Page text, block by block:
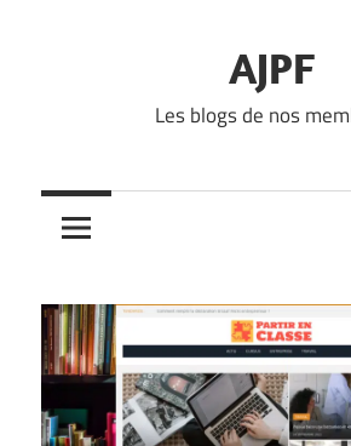
AJPF
Les blogs de nos